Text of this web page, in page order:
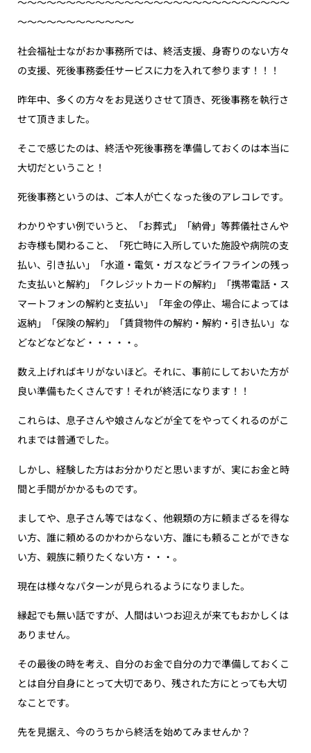
〜〜〜〜〜〜〜〜〜〜〜〜
社会福祉士ながおか事務所では、終活支援、身寄りのない方々
の支援、死後事務委任サービスに力を入れて参ります！！！
昨年中、多くの方々をお見送りさせて頂き、死後事務を執行さ
せて頂きました。
そこで感じたのは、終活や死後事務を準備しておくのは本当に
大切だということ！
死後事務というのは、ご本人が亡くなった後のアレコレです。
わかりやすい例でいうと、「お葬式」「納骨」等葬儀社さんや
お寺様も関わること、「死亡時に入所していた施設や病院の支
払い、引き払い」「水道・電気・ガスなどライフラインの残っ
た支払いと解約」「クレジットカードの解約」「携帯電話・ス
マートフォンの解約と支払い」「年金の停止、場合によっては
返納」「保険の解約」「賃貸物件の解約・解約・引き払い」な
どなどなどなど・・・・・。
数え上げればキリがないほど。それに、事前にしておいた方が
良い準備もたくさんです！それが終活になります！！
これらは、息子さんや娘さんなどが全てをやってくれるのがこ
れまでは普通でした。
しかし、経験した方はお分かりだと思いますが、実にお金と時
間と手間がかかるものです。
ましてや、息子さん等ではなく、他親類の方に頼まざるを得な
い方、誰に頼めるのかわからない方、誰にも頼ることができな
い方、親族に頼りたくない方・・・。
現在は様々なパターンが見られるようになりました。
縁起でも無い話ですが、人間はいつお迎えが来てもおかしくは
ありません。
その最後の時を考え、自分のお金で自分の力で準備しておくこ
とは自分自身にとって大切であり、残された方にとっても大切
なことです。
先を見据え、今のうちから終活を始めてみませんか？